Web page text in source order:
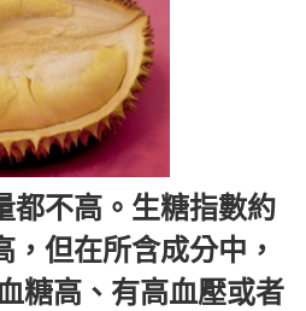
都不高。生糖指數約
，但在所含成分中，
糖高、有高血壓或者